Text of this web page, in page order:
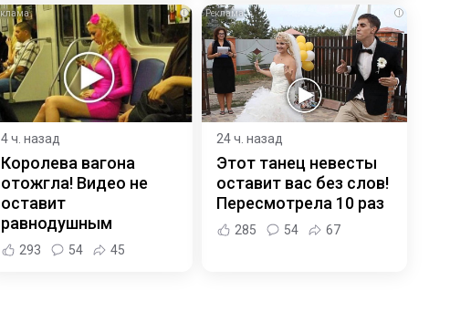
i
4 ч. назад
Королева вагона
отожгла! Видео не
оставит
равнодушным
293 54 45
i
24 ч. назад
Этот танец невесты
оставит вас без слов!
Пересмотрела 10 раз
285 54 67